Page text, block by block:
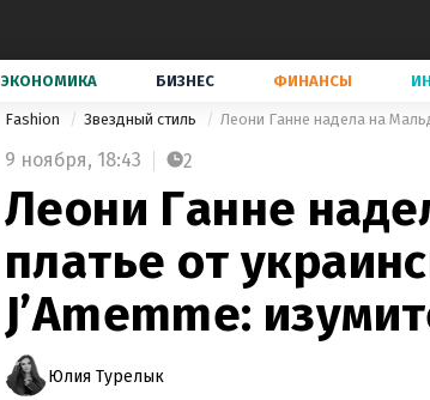
ЭКОНОМИКА БИЗНЕС ФИНАНСЫ
Fashion Звездный стиль Леони Ганне надела на
9 ноября, 18:43 2
Леони Ганне
платье от
J’Amemme:
Юлия Турелык